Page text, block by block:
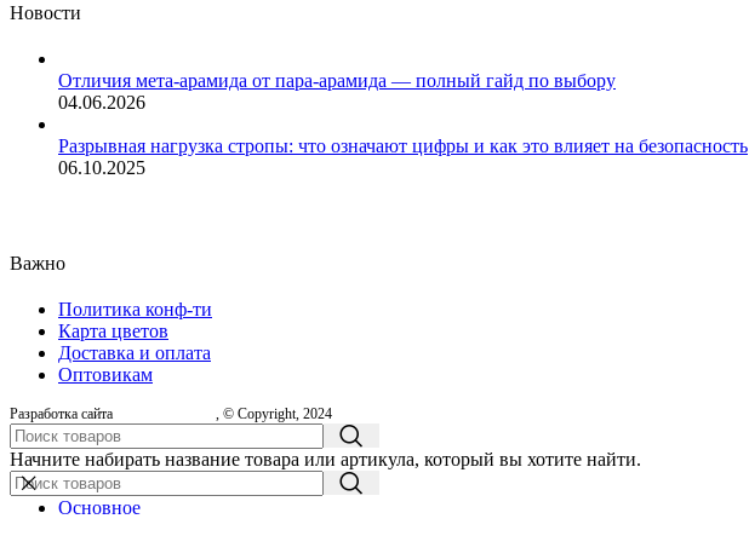
Новости
Отличия мета-арамида от пара-арамида — полный гайд по выбору
04.06.2026
Разрывная нагрузка стропы: что означают цифры и как это влияет на безопасность
06.10.2025
Важно
Политика конф-ти
Карта цветов
Доставка и оплата
Оптовикам
Разработка сайта , © Copyright, 2024
Начните набирать название товара или артикула, который вы хотите найти.
Основное